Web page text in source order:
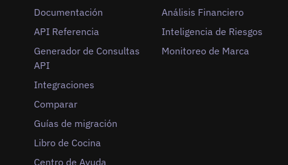
Documentación
API Referencia
Generador de Consultas
API
Integraciones
Comparar
Guías de migración
Libro de Cocina
Centro de Ayuda
Análisis Financiero
Inteligencia de Riesgos
Monitoreo de Marca